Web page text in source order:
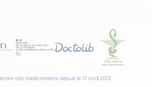
des médicaments depuis le 17 avril 2013